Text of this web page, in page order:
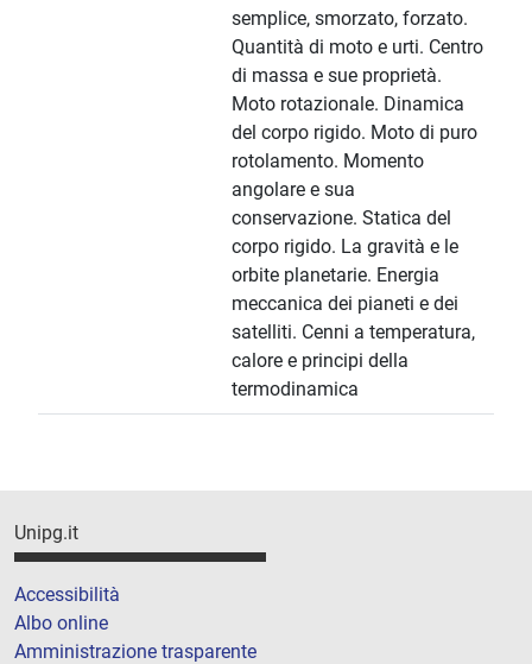
semplice, smorzato, forzato.
Quantità di moto e urti. Centro
di massa e sue proprietà.
Moto rotazionale. Dinamica
del corpo rigido. Moto di puro
rotolamento. Momento
angolare e sua
conservazione. Statica del
corpo rigido. La gravità e le
orbite planetarie. Energia
meccanica dei pianeti e dei
satelliti. Cenni a temperatura,
calore e principi della
termodinamica
Unipg.it
Accessibilità
Albo online
Amministrazione trasparente